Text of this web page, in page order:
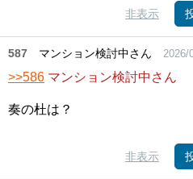
非表示
587 マンション検討中さん 2026/
>>586 マンション検討中さん
奏の杜は？
非表示